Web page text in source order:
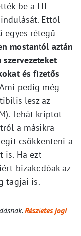
be a FIL
Ettől
egyes rétegű
mostantól aztán
és fizetős
pedig még
lesz az
Tehát kriptot
a másikra
csökkenteni a
is. Ha ezt
bizakodóak az
tagjai is.
Részletes jogi